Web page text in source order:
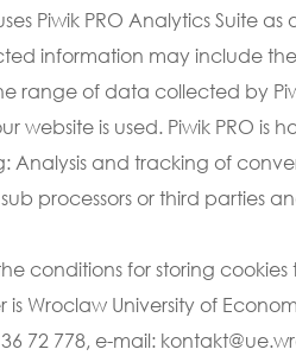
Piwik PRO Analytics Suite
information may include
range of data collected by
website is used. Piwik PRO is
Analysis and tracking of
processors or third parties
conditions for storing
Wroclaw University of
72 778, e-mail: